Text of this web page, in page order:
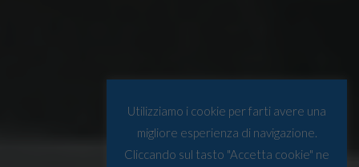
Utilizziamo i cookie per farti avere una
migliore esperienza di navigazione.
Cliccando sul tasto "Accetta cookie" ne